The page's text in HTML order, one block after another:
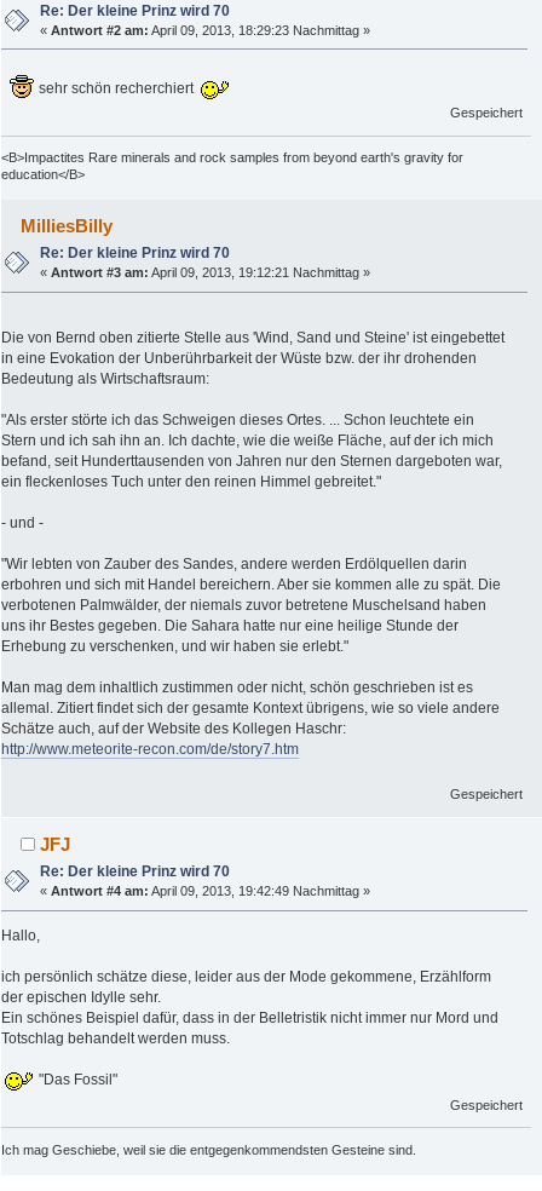
Re: Der kleine Prinz wird 70
«Antwort #2 am: April 09, 2013, 18:29:23 Nachmittag »
sehr schön recherchiert
Gespeichert
<B>Impactites Rare minerals and rock samples from beyond earth's gravity for
education</B>
MilliesBilly
Re: Der kleine Prinz wird 70
«Antwort #3 am: April 09, 2013, 19:12:21 Nachmittag »
Die von Bernd oben zitierte Stelle aus 'Wind, Sand und Steine' ist eingebettet
in eine Evokation der Unberührbarkeit der Wüste bzw. der ihr drohenden
Bedeutung als Wirtschaftsraum:
"Als erster störte ich das Schweigen dieses Ortes. ... Schon leuchtete ein
Stern und ich sah ihn an. Ich dachte, wie die weiße Fläche, auf der ich mich
befand, seit Hunderttausenden von Jahren nur den Sternen dargeboten war,
ein fleckenloses Tuch unter den reinen Himmel gebreitet."
- und -
"Wir lebten von Zauber des Sandes, andere werden Erdölquellen darin
erbohren und sich mit Handel bereichern. Aber sie kommen alle zu spät. Die
verbotenen Palmwälder, der niemals zuvor betretene Muschelsand haben
uns ihr Bestes gegeben. Die Sahara hatte nur eine heilige Stunde der
Erhebung zu verschenken, und wir haben sie erlebt."
Man mag dem inhaltlich zustimmen oder nicht, schön geschrieben ist es
allemal. Zitiert findet sich der gesamte Kontext übrigens, wie so viele andere
Schätze auch, auf der Website des Kollegen Haschr:
http://www.meteorite-recon.com/de/story7.htm
Gespeichert
JFJ
Re: Der kleine Prinz wird 70
«Antwort #4 am: April 09, 2013, 19:42:49 Nachmittag »
Hallo,
ich persönlich schätze diese, leider aus der Mode gekommene, Erzählform
der epischen Idylle sehr.
Ein schönes Beispiel dafür, dass in der Belletristik nicht immer nur Mord und
Totschlag behandelt werden muss.
"Das Fossil"
Gespeichert
Ich mag Geschiebe, weil sie die entgegenkommendsten Gesteine sind.